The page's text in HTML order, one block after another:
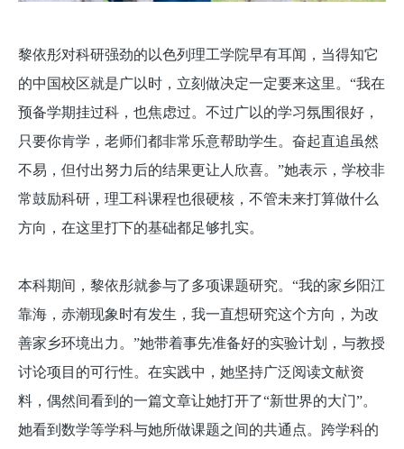
黎依彤对科研强劲的以色列理工学院早有耳闻，当得知它
的中国校区就是广以时，立刻做决定一定要来这里。“我在
预备学期挂过科，也焦虑过。不过广以的学习氛围很好，
只要你肯学，老师们都非常乐意帮助学生。奋起直追虽然
不易，但付出努力后的结果更让人欣喜。”她表示，学校非
常鼓励科研，理工科课程也很硬核，不管未来打算做什么
方向，在这里打下的基础都足够扎实。
本科期间，黎依彤就参与了多项课题研究。“我的家乡阳江
靠海，赤潮现象时有发生，我一直想研究这个方向，为改
善家乡环境出力。”她带着事先准备好的实验计划，与教授
讨论项目的可行性。在实践中，她坚持广泛阅读文献资
料，偶然间看到的一篇文章让她打开了“新世界的大门”。
她看到数学等学科与她所做课题之间的共通点。跨学科的